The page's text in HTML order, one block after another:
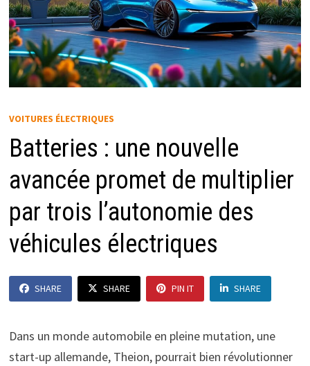
VOITURES ÉLECTRIQUES
Batteries : une nouvelle
avancée promet de multiplier
par trois l’autonomie des
véhicules électriques
SHARE SHARE PIN IT SHARE
Dans un monde automobile en pleine mutation, une
start-up allemande, Theion, pourrait bien révolutionner